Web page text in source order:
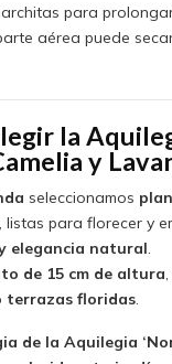
para
aérea puede
la
y
seleccionamos
listas para florecer y
elegancia natural.
de 15 cm de altura
terrazas floridas.
de la Aquilegia